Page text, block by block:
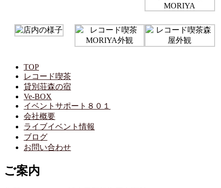
TOP
レコード喫茶
貸別荘森の宿
Ve-BOX
イベントサポート８０１
会社概要
ライブイベント情報
ブログ
お問い合わせ
ご案内